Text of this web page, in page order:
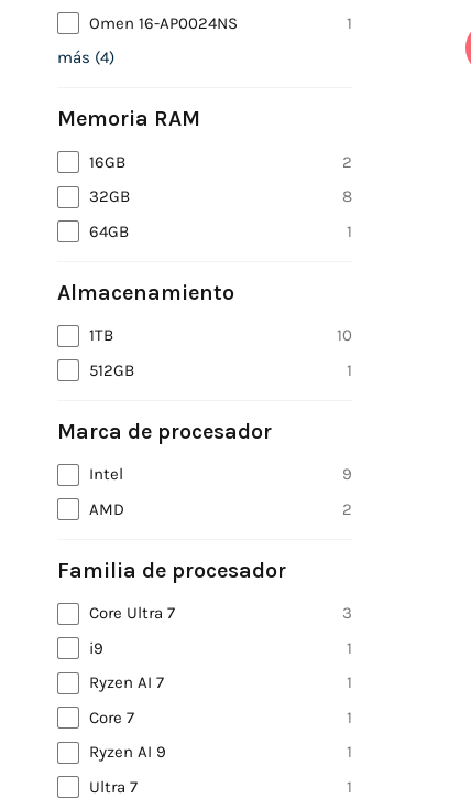
Omen 16-AP0024NS
1
más (4)
Memoria RAM
16GB
2
32GB
8
64GB
1
Almacenamiento
1TB
10
512GB
1
Marca de procesador
Intel
9
AMD
2
Familia de procesador
Core Ultra 7
3
i9
1
Ryzen AI 7
1
Core 7
1
Ryzen AI 9
1
Ultra 7
1
BARATOS
501 PRODUCTOS